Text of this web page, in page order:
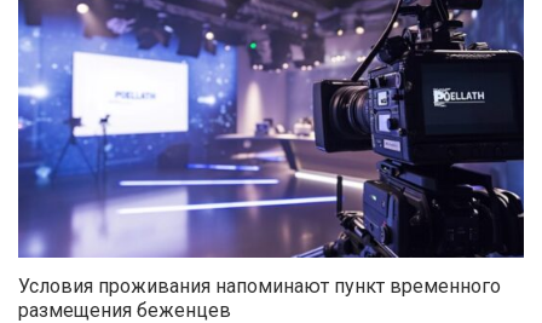
Условия проживания напоминают пункт временного
размещения беженцев